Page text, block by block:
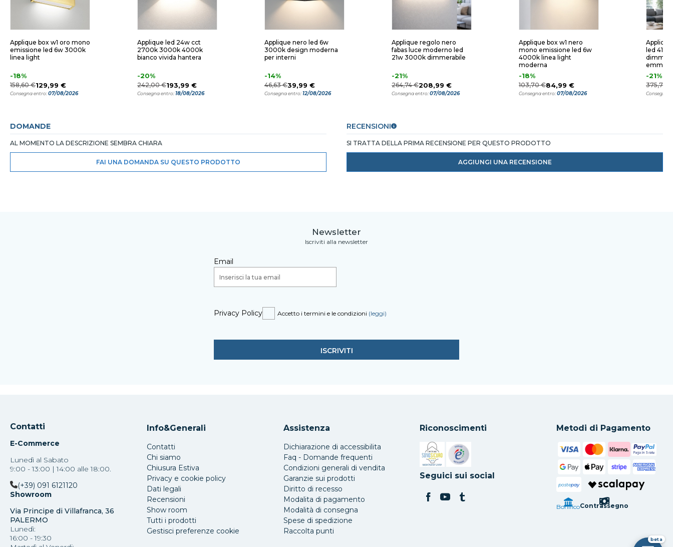
Applique box w1 oro mono
emissione led 6w 3000k
linea light
-18%
158,60 €129,99 €
Consegna entro:07/08/2026
Applique led 24w cct
2700k 3000k 4000k
bianco vivida hantera
-20%
242,00 €193,99 €
Consegna entro:18/08/2026
Applique nero led 6w
3000k design moderna
per interni
-14%
46,63 €39,99 €
Consegna entro:12/08/2026
Applique regolo nero
fabas luce moderno led
21w 3000k dimmerabile
-21%
264,74 €208,99 €
Consegna entro:07/08/2026
Applique box w1 nero
mono emissione led 6w
4000k linea light
moderna
-18%
103,70 €84,99 €
Consegna entro:07/08/2026
led 41w
emma
-21%
375,76 €
Consegna
DOMANDE
AL MOMENTO LA DESCRIZIONE SEMBRA CHIARA
FAI UNA DOMANDA SU QUESTO PRODOTTO
RECENSIONI
SI TRATTA DELLA PRIMA RECENSIONE PER QUESTO PRODOTTO
AGGIUNGI UNA RECENSIONE
Newsletter
Iscriviti alla newsletter
Email
Privacy Policy Accetto i termini e le condizioni (leggi)
Contatti
E-Commerce
Lunedì al Sabato
9:00 - 13:00 | 14:00 alle 18:00.
(+39) 091 6121120
Showroom
Via Principe di Villafranca, 36
PALERMO
Lunedì:
16:00 - 19:30
Info&Generali
Contatti
Chi siamo
Chiusura Estiva
Privacy e cookie policy
Dati legali
Recensioni
Show room
Tutti i prodotti
Gestisci preferenze cookie
Assistenza
Dichiarazione di accessibilita
Faq - Domande frequenti
Condizioni generali di vendita
Garanzie sui prodotti
Diritto di recesso
Modalita di pagamento
Modalità di consegna
Spese di spedizione
Raccolta punti
Riconoscimenti
Si apre in una nuova scheda
Si apre in una nuova scheda
Seguici sui social
Metodi di Pagamento
postepay
BonificoContrassegno
beta